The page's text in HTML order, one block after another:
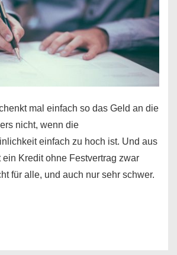
mal einfach so das Geld an die
nicht, wenn die
einfach zu hoch ist. Und aus
Kredit ohne Festvertrag zwar
für alle, und auch nur sehr schwer.